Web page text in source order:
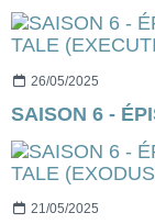
26/05/2025
21/05/2025